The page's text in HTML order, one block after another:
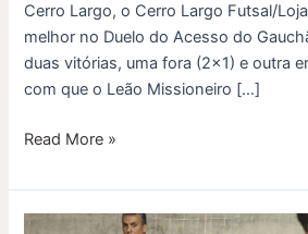
Cerro Largo, o Cerro Largo Futsal/
melhor no Duelo do Acesso do
duas vitórias, uma fora (2×1) e outra
com que o Leão Missioneiro […]
Read More »